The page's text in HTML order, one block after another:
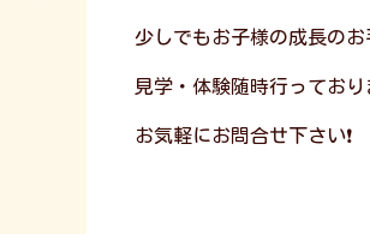
少しでもお子様の成長の
見学・体験随時行っており
お気軽にお問合せ下さい❗